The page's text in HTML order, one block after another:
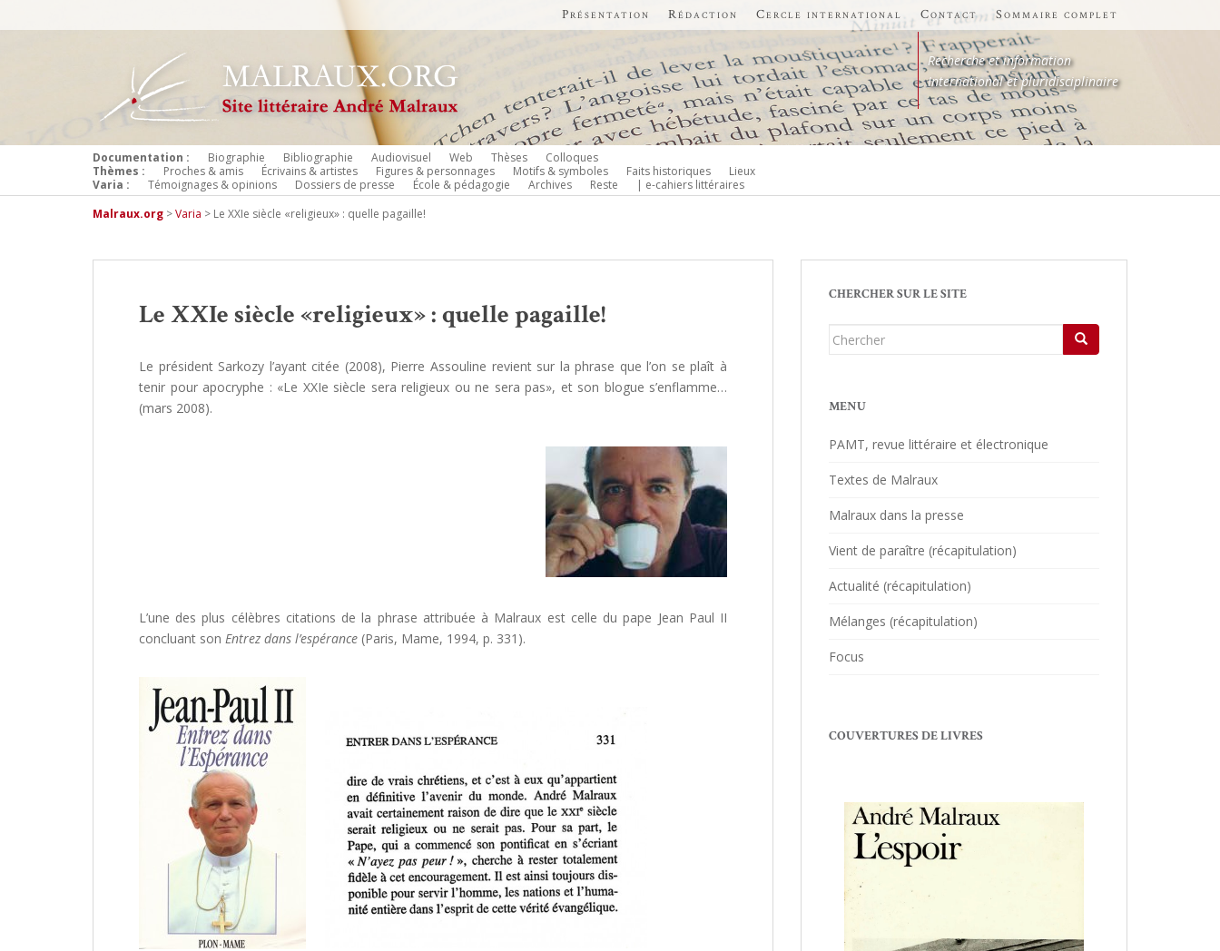
Présentation Rédaction Cercle international Contact Sommaire complet
Recherche et information
International et pluridisciplinaire
Documentation : Biographie Bibliographie Audiovisuel Web Thèses
Colloques
Thèmes :
Proches & amis Écrivains & artistes Figures & personnages Motifs & symboles Faits historiques
Lieux
Varia :
Témoignages & opinions Dossiers de presse École & pédagogie Archives Reste
| e-cahiers littéraires
Malraux.org >Varia > Le XXIe siècle «religieux» : quelle pagaille!
Le XXIe siècle «religieux» : quelle pagaille!
Le président Sarkozy l’ayant citée (2008), Pierre Assouline revient sur la phrase que l’on se plaît à
tenir pour apocryphe : «Le XXIe siècle sera religieux ou ne sera pas», et son blogue s’enflamme…
(mars 2008).
L’une des plus célèbres citations de la phrase attribuée à Malraux est celle du pape Jean Paul II
concluant son Entrez dans l’espérance (Paris, Mame, 1994, p. 331).
CHERCHER SUR LE SITE
Chercher...
MENU
PAMT, revue littéraire et électronique
Textes de Malraux
Malraux dans la presse
Vient de paraître (récapitulation)
Actualité (récapitulation)
Mélanges (récapitulation)
Focus
COUVERTURES DE LIVRES